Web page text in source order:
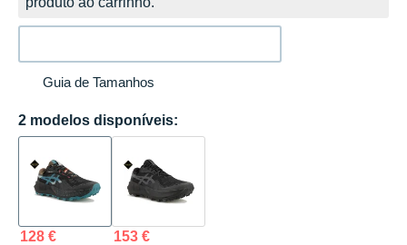
Guia de Tamanhos
2 modelos disponíveis:
128 € 153 €